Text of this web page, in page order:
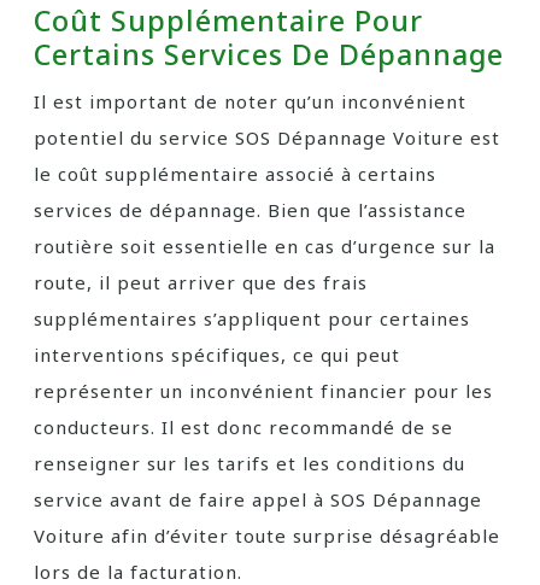
Coût Supplémentaire Pour
Certains Services De Dépannage
Il est important de noter qu’un inconvénient
potentiel du service SOS Dépannage Voiture est
le coût supplémentaire associé à certains
services de dépannage. Bien que l’assistance
routière soit essentielle en cas d’urgence sur la
route, il peut arriver que des frais
supplémentaires s’appliquent pour certaines
interventions spécifiques, ce qui peut
représenter un inconvénient financier pour les
conducteurs. Il est donc recommandé de se
renseigner sur les tarifs et les conditions du
service avant de faire appel à SOS Dépannage
Voiture afin d’éviter toute surprise désagréable
lors de la facturation.